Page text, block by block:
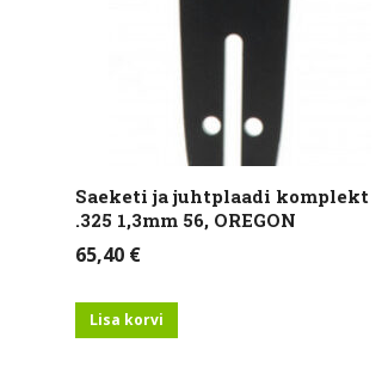
Saeketi ja juhtplaadi komplekt
.325 1,3mm 56, OREGON
65,40 €
Lisa korvi